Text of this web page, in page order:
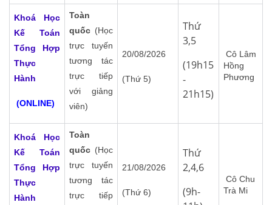
Khoá Học
Kế Toán
Tổng Hợp
Thực
Hành
(ONLINE)
Toàn
quốc (Học
trực tuyến
tương tác
trực tiếp
với giảng
viên)
20/08/2026
(Thứ 5)
Thứ
3,5
(19h15
-
21h15)
Cô Lâm
Hồng
Phương
Khoá Học
Kế Toán
Tổng Hợp
Thực
Hành
Toàn
quốc (Học
trực tuyến
tương tác
trực tiếp
21/08/2026
(Thứ 6)
Thứ
2,4,6
(9h-
Cô Chu
Trà Mi